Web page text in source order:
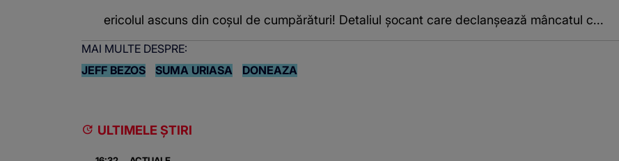
ericolul ascuns din coșul de cumpărături! Detaliul șocant care declanșează mâncatul c...
MAI MULTE DESPRE:
JEFF BEZOS
SUMA URIASA DONEAZA
ULTIMELE ȘTIRI